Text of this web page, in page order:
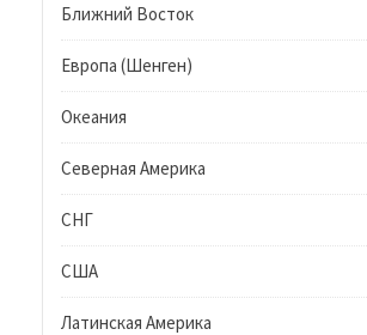
Ближний Восток
Европа (Шенген)
Океания
Северная Америка
СНГ
США
Латинская Америка